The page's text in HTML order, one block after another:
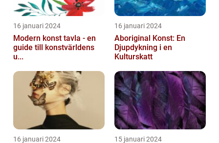
16 januari 2024
Modern konst tavla - en
guide till konstvärldens
u...
16 januari 2024
Aboriginal Konst: En
Djupdykning i en
Kulturskatt
16 januari 2024 15 januari 2024